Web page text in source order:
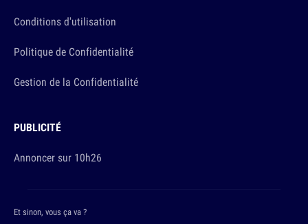
Conditions d'utilisation
Politique de Confidentialité
Gestion de la Confidentialité
PUBLICITÉ
Annoncer sur 10h26
Et sinon, vous ça va ?